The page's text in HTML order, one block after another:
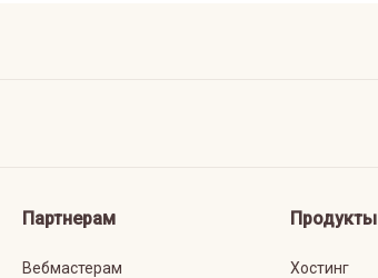
Партнерам
Вебмастерам
Продукты
Хостинг